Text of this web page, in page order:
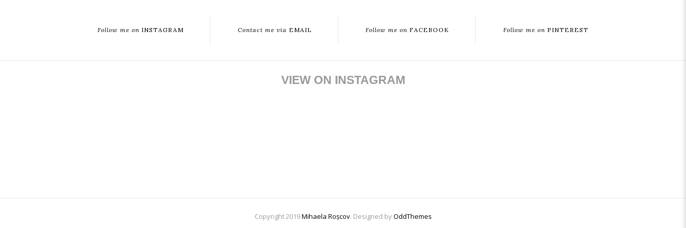
Follow me on INSTAGRAM Contact me via EMAIL Follow me on FACEBOOK Follow me on PINTEREST
VIEW ON INSTAGRAM
Copyright 2019Mihaela Roșcov. Designed byOddThemes